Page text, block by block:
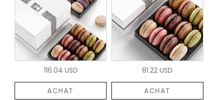
116.04 USD
ACHAT
81.22 USD
ACHAT